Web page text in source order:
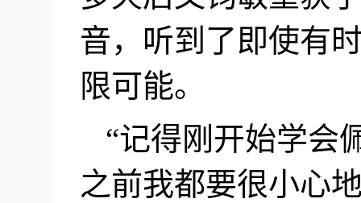
音，听到了即使有
限可能。
“记得刚开始学会
之前我都要很小心